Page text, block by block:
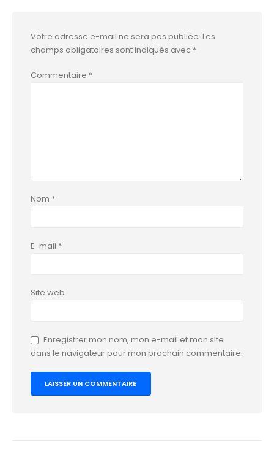
Votre adresse e-mail ne sera pas publiée. Les
champs obligatoires sont indiqués avec *
Commentaire *
Nom *
E-mail *
Site web
Enregistrer mon nom, mon e-mail et mon site
dans le navigateur pour mon prochain commentaire.